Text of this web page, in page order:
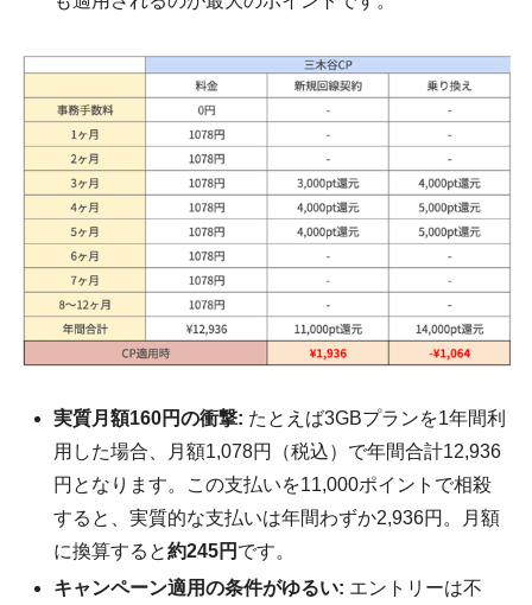
実質月額160円の衝撃: たとえば3GBプランを1年間利
用した場合、月額1,078円（税込）で年間合計12,936
円となります。この支払いを11,000ポイントで相殺
すると、実質的な支払いは年間わずか2,936円。月額
に換算すると約245円 です。
キャンペーン適用の条件がゆるい: エントリーは不